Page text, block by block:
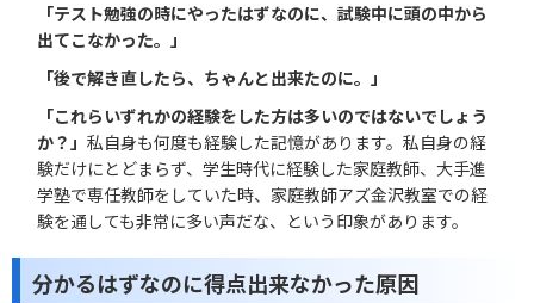
「テスト勉強の時にやったはずなのに、試験中に頭の中から
出てこなかった。」
「後で解き直したら、ちゃんと出来たのに。」
「これらいずれかの経験をした方は多いのではないでしょう
か？」私自身も何度も経験した記憶があります。私自身の経
験だけにとどまらず、学生時代に経験した家庭教師、大手進
学塾で専任教師をしていた時、家庭教師アズ金沢教室での経
験を通しても非常に多い声だな、という印象があります。
分かるはずなのに得点出来なかった原因